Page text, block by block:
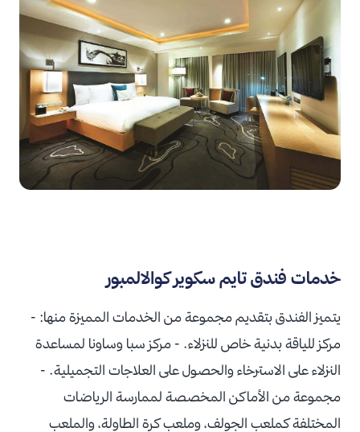
خدمات فندق تايم سكوير كوالالمبور
يتميز الفندق بتقديم مجموعة من الخدمات المميزة منها: -
مركز للياقة بدنية خاص للنزلاء. - مركز سبا وساونا لمساعدة
النزلاء على الاسترخاء والحصول على العلاجات التجميلية. -
مجموعة من الأماكن المخصصة لممارسة الرياضات
المختلفة كملعب الجولف، وملعب كرة الطاولة، والملعب